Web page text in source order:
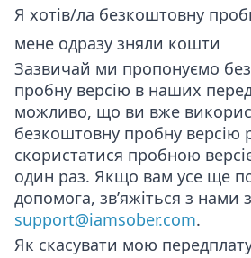
Я хотів/ла безкоштовну
мене одразу зняли кошти
Зазвичай ми пропонуємо
пробну версію в наших
можливо, що ви вже
безкоштовну пробну версію
скористатися пробною
один раз. Якщо вам усе ще
допомога, зв’яжіться з нами
support@iamsober.com.
Як скасувати мою